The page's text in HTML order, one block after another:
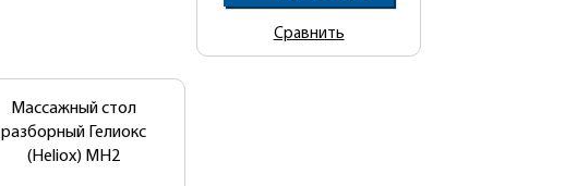
Сравнить
Массажный стол
разборный Гелиокс
(Heliox) МН2